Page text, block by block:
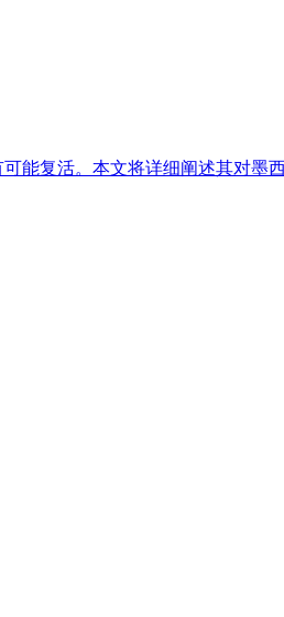
能复活。本文将详细阐述其对墨